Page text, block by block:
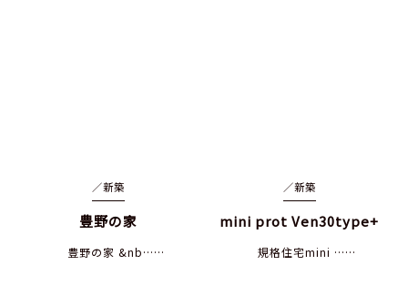
／新築
豊野の家
豊野の家 &nb……
／新築
mini prot Ven30type+
規格住宅mini ……